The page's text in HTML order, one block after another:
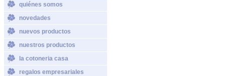
quiénes somos
novedades
nuevos productos
nuestros productos
la cotoneria casa
regalos empresariales